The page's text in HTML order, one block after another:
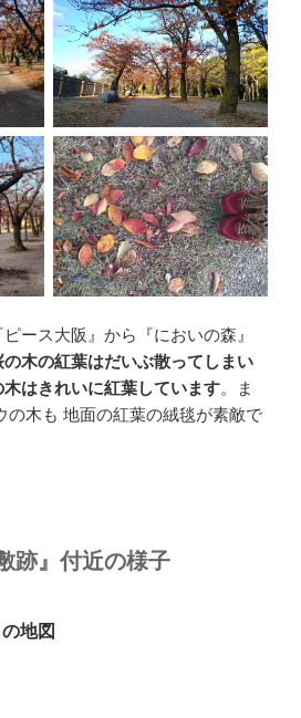
ース大阪』から『においの森』
の木の紅葉はだいぶ散ってしまい
はきれいに紅葉しています。ま
の木も 地面の紅葉の絨毯が素敵で
跡』付近の様子
地図